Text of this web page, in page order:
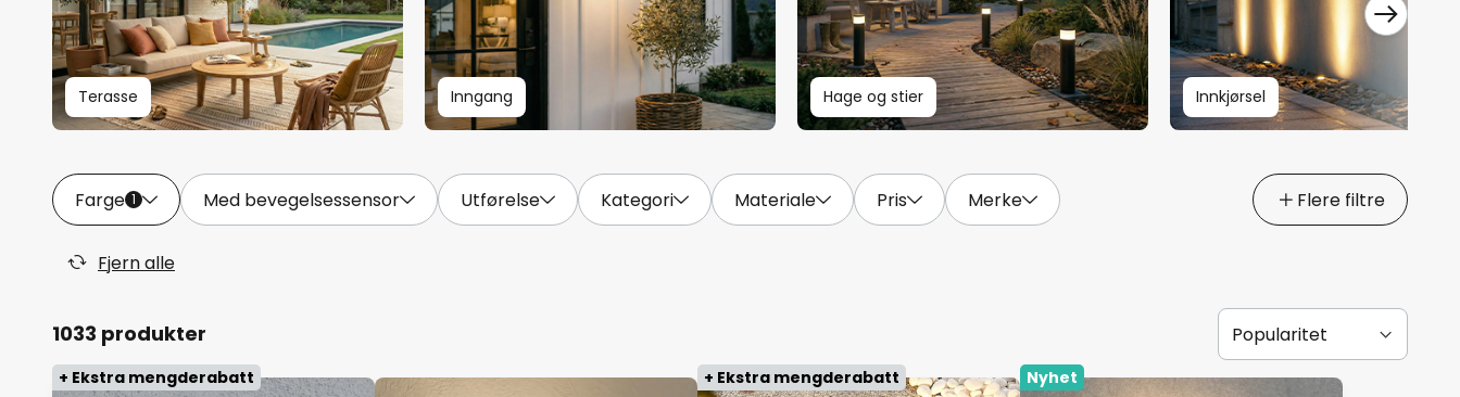
Terasse Inngang Hage og stier Innkjørsel
Farge 1 Med bevegelsessensor Utførelse Kategori Materiale Pris Merke Flere filtre
Fjern alle
1033 produkter
+ Ekstra mengderabatt + Ekstra mengderabatt Nyhet